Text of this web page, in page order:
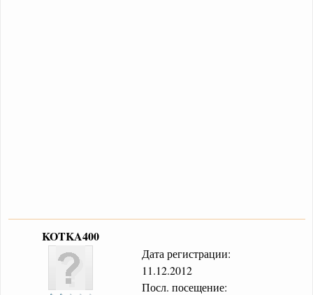
KOTKA400
Дата регистрации:
11.12.2012
Посл. посещение: